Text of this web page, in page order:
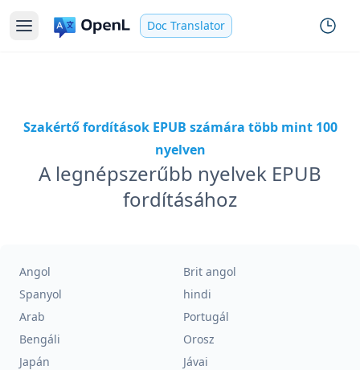
Doc Translator
Szakértő fordítások EPUB számára több mint 100
nyelven
A legnépszerűbb nyelvek EPUB
fordításához
Angol
Brit angol
Spanyol
hindi
Arab
Portugál
Bengáli
Orosz
Japán
Jávai